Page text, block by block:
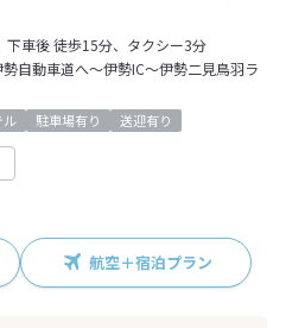
車後 徒歩15分、タクシー3分
自動車道へ～伊勢IC～伊勢二見鳥羽ラ
ル 駐車場有り 送迎有り
航空＋宿泊プラン